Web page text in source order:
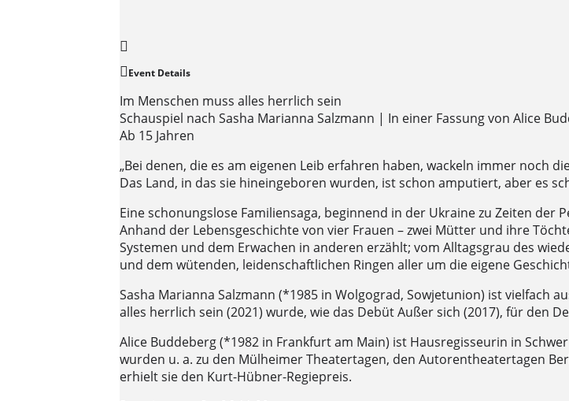
Event Details
Im Menschen muss alles herrlich sein
Schauspiel nach Sasha Marianna Salzmann | In einer Fassung von Alice
Ab 15 Jahren
„Bei denen, die es am eigenen Leib erfahren haben, wackeln immer noch
Das Land, in das sie hineingeboren wurden, ist schon amputiert, aber es
Eine schonungslose Familiensaga, beginnend in der Ukraine zu Zeiten der
Anhand der Lebensgeschichte von vier Frauen – zwei Mütter und ihre
Systemen und dem Erwachen in anderen erzählt; vom Alltagsgrau des
und dem wütenden, leidenschaftlichen Ringen aller um die eigene
Sasha Marianna Salzmann (*1985 in Wolgograd, Sowjetunion) ist vielfach
alles herrlich sein (2021) wurde, wie das Debüt Außer sich (2017), für den
Alice Buddeberg (*1982 in Frankfurt am Main) ist Hausregisseurin in
wurden u. a. zu den Mülheimer Theatertagen, den Autorentheatertagen
erhielt sie den Kurt-Hübner-Regiepreis.